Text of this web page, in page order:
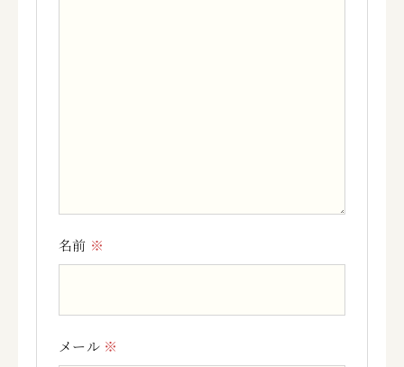
名前 ※
メール ※